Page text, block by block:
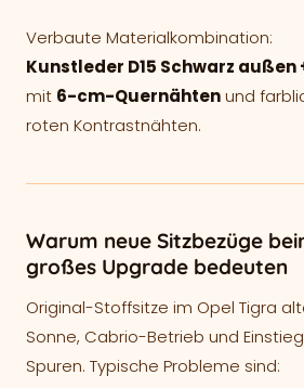
Verbaute Materialkombination:
Kunstleder D15 Schwarz außen
mit 6-cm-Quernähtenund
roten Kontrastnähten.
Warum neue Sitzbezüge
großes Upgrade bedeuten
Original-Stoffsitze im Opel Tigra
Sonne, Cabrio-Betrieb und
Spuren. Typische Probleme sind: